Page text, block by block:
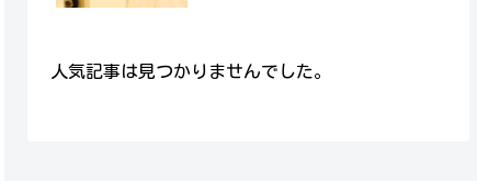
人気記事は見つかりませんでした。